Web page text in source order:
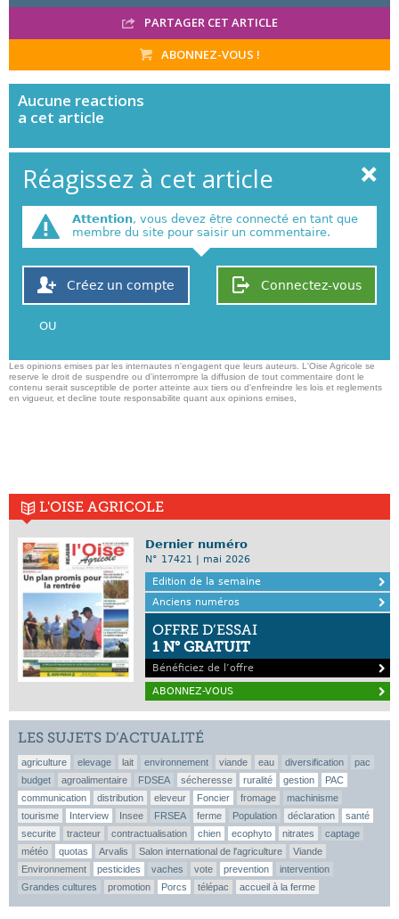
PARTAGER CET ARTICLE
ABONNEZ-VOUS !
Aucune reactions
a cet article
Réagissez à cet article
Attention, vous devez être connecté en tant que
membre du site pour saisir un commentaire.
Connectez-vous
Créez un compte
OU
Les opinions emises par les internautes n'engagent que leurs auteurs. L'Oise Agricole se
reserve le droit de suspendre ou d'interrompre la diffusion de tout commentaire dont le
contenu serait susceptible de porter atteinte aux tiers ou d'enfreindre les lois et reglements
en vigueur, et decline toute responsabilite quant aux opinions emises,
L'OISE AGRICOLE
Dernier numéro
N° 17421 | mai 2026
Edition de la semaine
Anciens numéros
OFFRE D’ESSAI
1 N° GRATUIT
Bénéficiez de l’offre
ABONNEZ-VOUS
LES SUJETS D’ACTUALITÉ
agriculture elevage lait environnement viande eau diversification
pac
budget
agroalimentaire FDSEA sécheresse ruralité gestion
PAC
communication
distribution eleveur Foncier fromage
machinisme
tourisme
Interview Insee FRSEA ferme Population déclaration
santé
securite
tracteur contractualisation chien ecophyto nitrates
captage
météo
quotas Arvalis Salon international de l'agriculture
Viande
Environnement
pesticides vaches vote prevention
intervention
Grandes cultures
promotion Porcs télépac accueil à la ferme